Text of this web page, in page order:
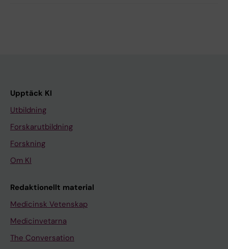
Upptäck KI
Utbildning
Forskarutbildning
Forskning
Om KI
Redaktionellt material
Medicinsk Vetenskap
Medicinvetarna
The Conversation